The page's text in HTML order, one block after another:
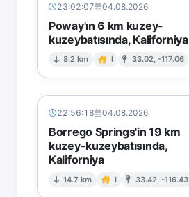
23:02:07 04.08.2026
Poway'ın 6 km kuzey-
kuzeybatısında, Kaliforniya
8.2 km I 33.02, -117.06
22:56:18 04.08.2026
Borrego Springs'in 19 km
kuzey-kuzeybatısında,
Kaliforniya
14.7 km I 33.42, -116.43